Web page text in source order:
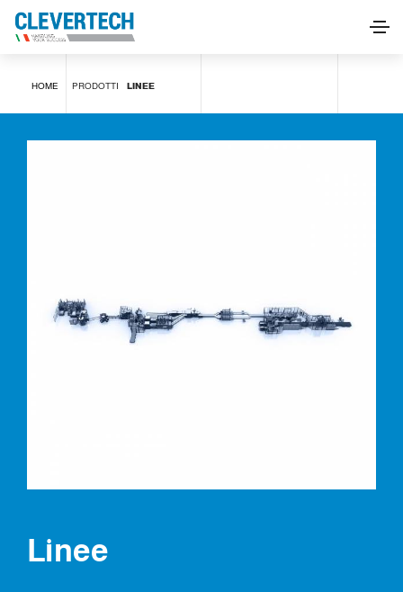
HOME PRODOTTI LINEE
Linee
Linee RICHIEDI INFORMAZIONI